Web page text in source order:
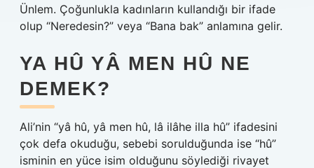
Ünlem. Çoğunlukla kadınların kullandığı bir ifade
olup “Neredesin?” veya “Bana bak” anlamına gelir.
YA HÛ YÂ MEN HÛ NE
DEMEK?
Ali’nin “yâ hû, yâ men hû, lâ ilâhe illa hû” ifadesini
çok defa okuduğu, sebebi sorulduğunda ise “hû”
isminin en yüce isim olduğunu söylediği rivayet